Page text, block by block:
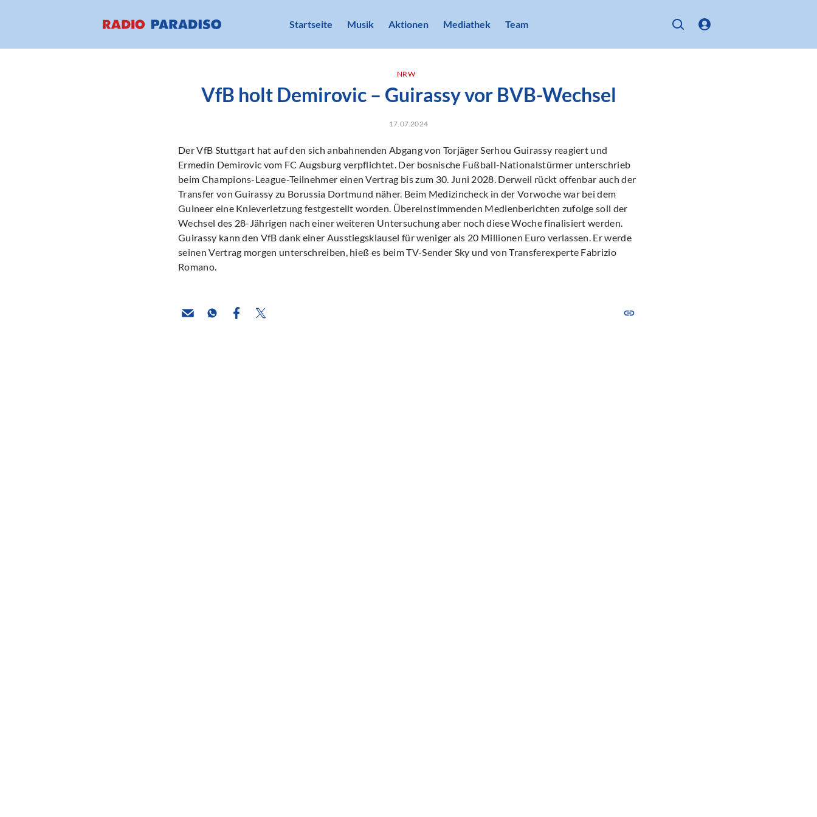
Startseite Musik Aktionen Mediathek Team
NRW
VfB holt Demirovic – Guirassy vor BVB-Wechsel
17.07.2024
Der VfB Stuttgart hat auf den sich anbahnenden Abgang von Torjäger Serhou Guirassy reagiert und
Ermedin Demirovic vom FC Augsburg verpflichtet. Der bosnische Fußball-Nationalstürmer unterschrieb
beim Champions-League-Teilnehmer einen Vertrag bis zum 30. Juni 2028. Derweil rückt offenbar auch der
Transfer von Guirassy zu Borussia Dortmund näher. Beim Medizincheck in der Vorwoche war bei dem
Guineer eine Knieverletzung festgestellt worden. Übereinstimmenden Medienberichten zufolge soll der
Wechsel des 28-Jährigen nach einer weiteren Untersuchung aber noch diese Woche finalisiert werden.
Guirassy kann den VfB dank einer Ausstiegsklausel für weniger als 20 Millionen Euro verlassen. Er werde
seinen Vertrag morgen unterschreiben, hieß es beim TV-Sender Sky und von Transferexperte Fabrizio
Romano.